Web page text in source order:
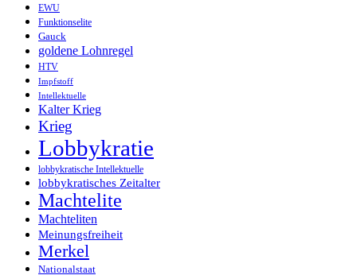
EWU
Funktionselite
Gauck
goldene Lohnregel
HTV
Impfstoff
Intellektuelle
Kalter Krieg
Krieg
Lobbykratie
lobbykratische Intellektuelle
lobbykratisches Zeitalter
Machtelite
Machteliten
Meinungsfreiheit
Merkel
Nationalstaat